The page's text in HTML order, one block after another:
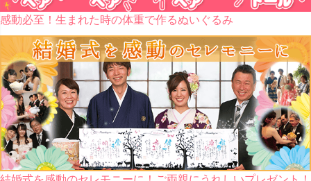
感動必至！生まれた時の体重で作るぬいぐるみ